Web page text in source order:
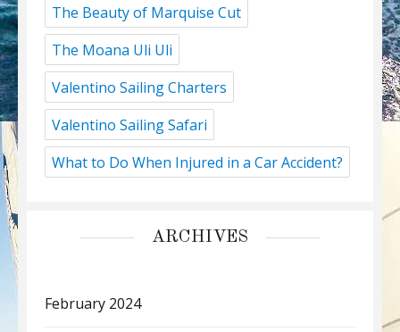
The Beauty of Marquise Cut
The Moana Uli Uli
Valentino Sailing Charters
Valentino Sailing Safari
What to Do When Injured in a Car Accident?
ARCHIVES
February 2024